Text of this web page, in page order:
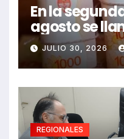
En la
agosto se
paritarias
JULIO 30, 2026
REGIONALES